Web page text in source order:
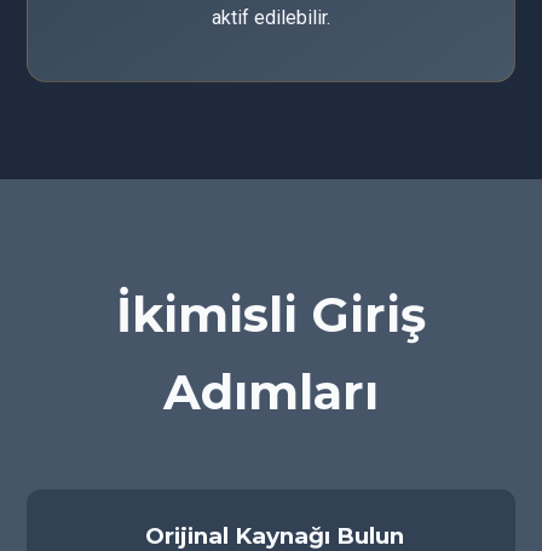
aktif edilebilir.
İkimisli Giriş
Adımları
Orijinal Kaynağı Bulun